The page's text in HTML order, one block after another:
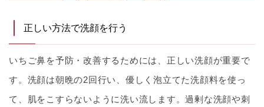
正しい方法で洗顔を行う
いちご鼻を予防・改善するためには、正しい洗顔が重要で
す。洗顔は朝晩の2回行い、優しく泡立てた洗顔料を使っ
て、肌をこすらないように洗い流します。過剰な洗顔や刺